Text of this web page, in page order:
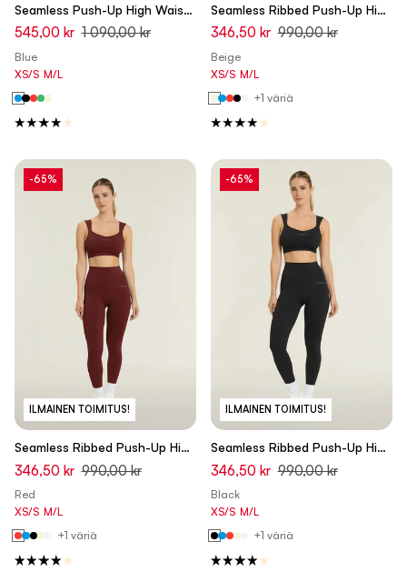
Seamless Push-Up High Waist
Flare Leggings - Ashleigh Blue
- Made in Italy
545,00 kr 1 090,00 kr
Blue
XS/S M/L
Seamless Ribbed Push-Up High
Waist Skinny 7/8 Leggings -
Chateau Gray Beige - Made in
Italy
346,50 kr 990,00 kr
Beige
XS/S M/L
+1 väriä
ILMAINEN TOIMITUS!
-65%
Seamless Ribbed Push-Up High
Waist Skinny 7/8 Leggings -
Rumba Red - Made in Italy
346,50 kr 990,00 kr
Red
XS/S M/L
+1 väriä
ILMAINEN TOIMITUS!
-65%
Seamless Ribbed Push-Up High
Waist Skinny 7/8 Leggings -
Black - Made in Italy
346,50 kr 990,00 kr
Black
XS/S M/L
+1 väriä